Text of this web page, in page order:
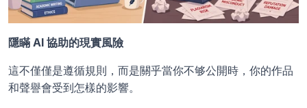
隱瞞 AI 協助的現實風險
這不僅僅是遵循規則，而是關乎當你不够公開時，你的作品
和聲譽會受到怎樣的影響。